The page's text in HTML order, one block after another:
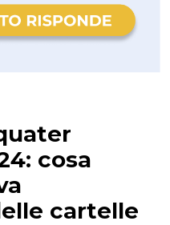
cosa
cartelle​